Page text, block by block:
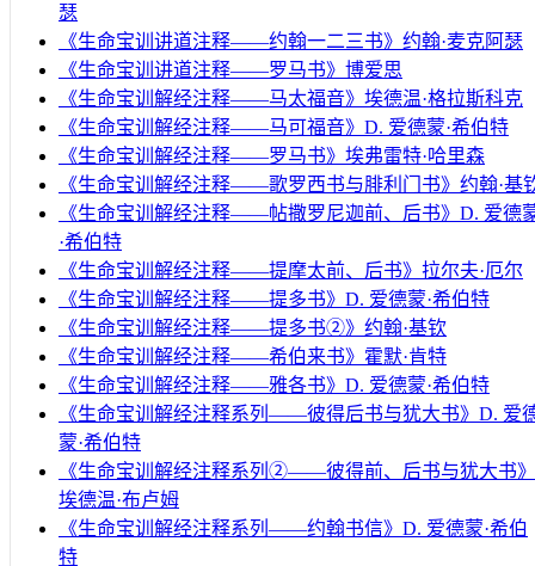
瑟
《生命宝训讲道注释——约翰一二三书》约翰·麦克阿瑟
《生命宝训讲道注释——罗马书》博爱思
《生命宝训解经注释——马太福音》埃德温·格拉斯科克
《生命宝训解经注释——马可福音》D. 爱德蒙·希伯特
《生命宝训解经注释——罗马书》埃弗雷特·哈里森
《生命宝训解经注释——歌罗西书与腓利门书》约翰·基
《生命宝训解经注释——帖撒罗尼迦前、后书》D. 爱德
·希伯特
《生命宝训解经注释——提摩太前、后书》拉尔夫·厄尔
《生命宝训解经注释——提多书》D. 爱德蒙·希伯特
《生命宝训解经注释——提多书②》约翰·基钦
《生命宝训解经注释——希伯来书》霍默·肯特
《生命宝训解经注释——雅各书》D. 爱德蒙·希伯特
《生命宝训解经注释系列——彼得后书与犹大书》D. 爱
蒙·希伯特
《生命宝训解经注释系列②——彼得前、后书与犹大书》
埃德温·布卢姆
《生命宝训解经注释系列——约翰书信》D. 爱德蒙·希伯
特